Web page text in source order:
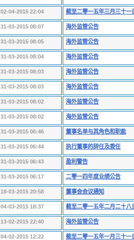
02-04-2015 22:04 截至二零一五年三月三十一
31-03-2015 08:07 海外监管公告
31-03-2015 08:05 海外监管公告
31-03-2015 08:04 海外监管公告
31-03-2015 08:03 海外监管公告
31-03-2015 08:03 海外监管公告
31-03-2015 08:02 海外监管公告
31-03-2015 08:02 海外监管公告
31-03-2015 06:46 董事名单与其角色和职能
31-03-2015 06:44 执行董事的辞任及委任
31-03-2015 06:43 盈利警告
31-03-2015 06:17 二零一四年度业绩公告
18-03-2015 20:58 董事会会议通知
04-03-2015 18:37 截至二零一五年二月二十八
13-02-2015 22:40 海外监管公告
04-02-2015 12:22 截至二零一五年一月三十一